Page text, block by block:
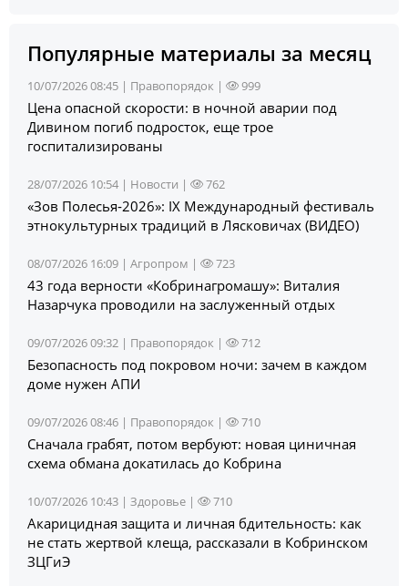
Популярные материалы за месяц
10/07/2026 08:45 | Правопорядок | 999
Цена опасной скорости: в ночной аварии под
Дивином погиб подросток, еще трое
госпитализированы
28/07/2026 10:54 | Новости | 762
«Зов Полесья‑2026»: IX Международный фестиваль
этнокультурных традиций в Лясковичах (ВИДЕО)
08/07/2026 16:09 | Агропром | 723
43 года верности «Кобринагромашу»: Виталия
Назарчука проводили на заслуженный отдых
09/07/2026 09:32 | Правопорядок | 712
Безопасность под покровом ночи: зачем в каждом
доме нужен АПИ
09/07/2026 08:46 | Правопорядок | 710
Сначала грабят, потом вербуют: новая циничная
схема обмана докатилась до Кобрина
10/07/2026 10:43 | Здоровье | 710
Акарицидная защита и личная бдительность: как
не стать жертвой клеща, рассказали в Кобринском
ЗЦГиЭ